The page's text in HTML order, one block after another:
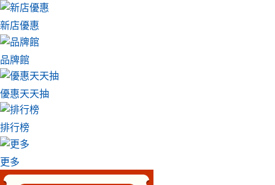
新店優惠
品牌館
優惠天天抽
排行榜
更多